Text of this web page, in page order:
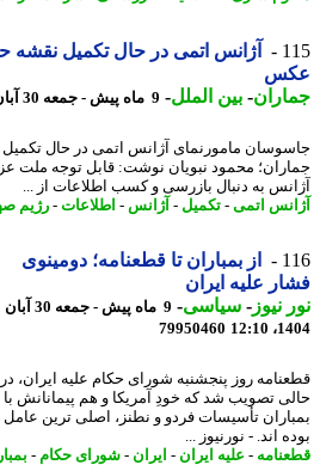
آژانس اتمی در حال تکمیل نقشه حمله
- بین الملل-9 ماه پیش - جمعه 30 آبان 1404، 13:40
مامورنمای آژانس اتمی در حال تکمیل
محمود نبویان نوشت: قابل توجه ملت عزیز
به دنبال بازرسی و کسب اطلاعات از ...
اتمی -تکمیل-آژانس -اطلاعات-رژیم
از بمباران تا قطعنامه؛ دومینوی
علیه ایران
نیوز-سیاسی-
9 ماه پیش - جمعه 30 آبان
79950460
روز پنجشنبه شورای حکام علیه ایران، در
تصویب شد که خودِ آمریکا و هم پیمانانش با
تأسیسات فردو و نطنز، اصلی ترین عامل
اند. - نورنیوز ...
-علیه ایران - ایران - شورای حکام-بمباران-